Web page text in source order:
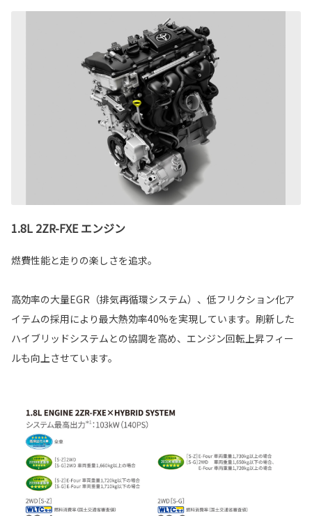
1.8L 2ZR-FXE エンジン
燃費性能と走りの楽しさを追求。
高効率の大量EGR（排気再循環システム）、低フリクション化ア
イテムの採用により最大熱効率40%を実現しています。刷新した
ハイブリッドシステムとの協調を高め、エンジン回転上昇フィー
ルも向上させています。